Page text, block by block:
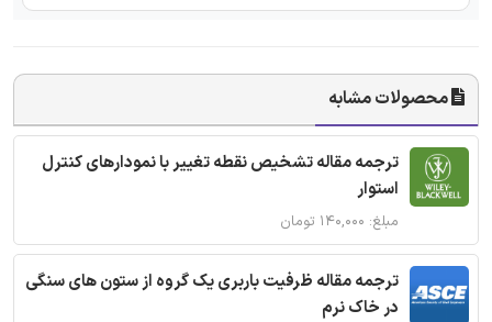
محصولات مشابه
ترجمه مقاله تشخیص نقطه تغییر با نمودارهای کنترل
استوار
مبلغ: ۱۴۰,۰۰۰ تومان
ترجمه مقاله ظرفیت باربری یک گروه از ستون های سنگی
در خاک نرم